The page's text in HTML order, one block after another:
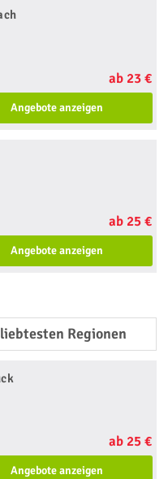
ab 23 €
Angebote anzeigen
ab 25 €
Angebote anzeigen
Regionen
ab 25 €
Angebote anzeigen